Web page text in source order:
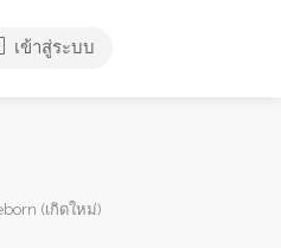
เข้าสู่ระบบ
(เกิดใหม่)